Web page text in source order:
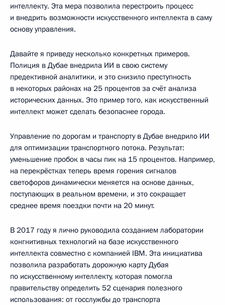
интеллекту. Эта мера позволила перестроить процесс
и внедрить возможности искусственного интеллекта в саму
основу управления.
Давайте я приведу несколько конкретных примеров.
Полиция в Дубае внедрила ИИ в свою систему
предективной аналитики, и это снизило преступность
в некоторых районах на 25 процентов за счёт анализа
исторических данных. Это пример того, как искусственный
интеллект может сделать безопаснее города.
Управление по дорогам и транспорту в Дубае внедрило ИИ
для оптимизации транспортного потока. Результат:
уменьшение пробок в часы пик на 15 процентов. Например,
на перекрёстках теперь время горения сигналов
светофоров динамически меняется на основе данных,
поступающих в реальном времени, и это сокращает
среднее время поездки почти на 20 минут.
В 2017 году я лично руководила созданием лаборатории
конгнитивных технологий на базе искусственного
интеллекта совместно с компанией IBM. Эта инициатива
позволила разработать дорожную карту Дубая
по искусственному интеллекту, которая помогла
правительству определить 52 сценария полезного
использования: от госслужбы до транспорта